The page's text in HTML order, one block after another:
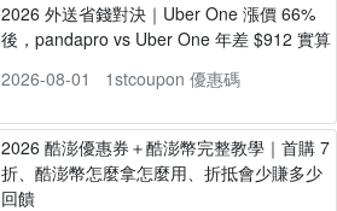
2026 外送省錢對決｜Uber One 漲價 66%
後，pandapro vs Uber One 年差 $912 實算
2026-08-01
1stcoupon 優惠碼
2026 酷澎優惠券＋酷澎幣完整教學｜首購 7
折、酷澎幣怎麼拿怎麼用、折抵會少賺多少
回饋